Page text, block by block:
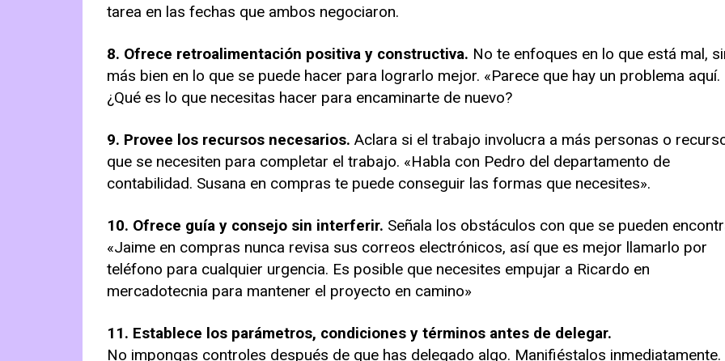
tarea en las fechas que ambos negociaron.
8. Ofrece retroalimentación positiva y constructiva. No te enfoques en lo que está mal,
más bien en lo que se puede hacer para lograrlo mejor. «Parece que hay un problema aquí.
¿Qué es lo que necesitas hacer para encaminarte de nuevo?
9. Provee los recursos necesarios. Aclara si el trabajo involucra a más personas o
que se necesiten para completar el trabajo. «Habla con Pedro del departamento de
contabilidad. Susana en compras te puede conseguir las formas que necesites».
10. Ofrece guía y consejo sin interferir. Señala los obstáculos con que se pueden
«Jaime en compras nunca revisa sus correos electrónicos, así que es mejor llamarlo por
teléfono para cualquier urgencia. Es posible que necesites empujar a Ricardo en
mercadotecnia para mantener el proyecto en camino»
11. Establece los parámetros, condiciones y términos antes de delegar.
No impongas controles después de que has delegado algo. Manifiéstalos inmediatamente.